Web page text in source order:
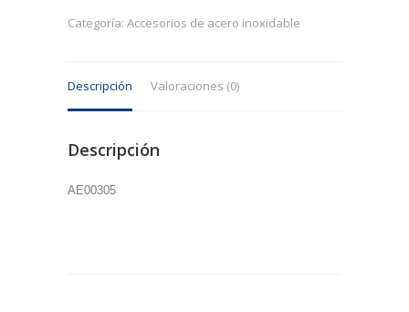
tubos
Categoría: Accesorios de acero inoxidable
Descripción Valoraciones (0)
Descripción
AE00305